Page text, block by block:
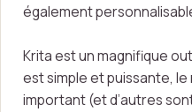
également
Krita est un magnifique
est simple et puissante,
important (et d’autres